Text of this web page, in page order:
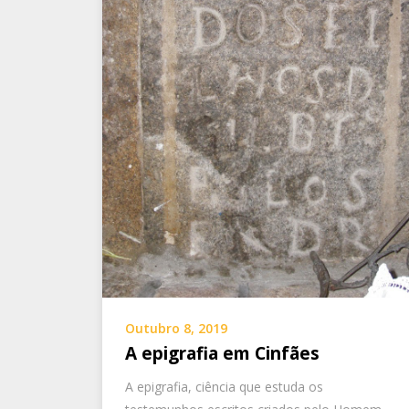
Outubro 8, 2019
A epigrafia em Cinfães
A epigrafia, ciência que estuda os